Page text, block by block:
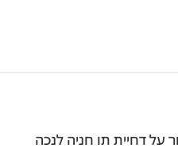
על דחיית תו חניה לנכה